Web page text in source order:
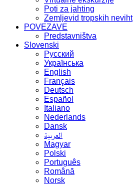
Poti za jahting
Zemljevid tropskih neviht
POVEZAVE
Predstavništva
Slovenski
Русский
Українська
English
Français
Deutsch
Español
Italiano
Nederlands
Dansk
العربية
Magyar
Polski
Português
Română
Norsk